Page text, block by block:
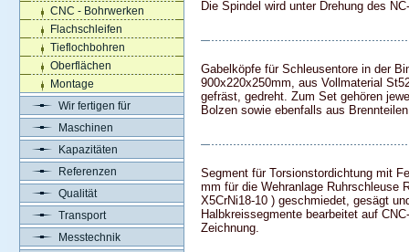
CNC - Bohrwerken
Flachschleifen
Tieflochbohren
Oberflächen
Montage
Wir fertigen für
Maschinen
Kapazitäten
Referenzen
Qualität
Transport
Messtechnik
Die Spindel wird unter Drehung des
Gabelköpfe für Schleusentore in der
900x220x250mm, aus Vollmaterial
gefräst, gedreht. Zum Set gehören
Bolzen sowie ebenfalls aus
Segment für Torsionstordichtung mit
mm für die Wehranlage Ruhrschleuse
X5CrNi18-10 ) geschmiedet, gesägt
Halbkreissegmente bearbeitet auf
Zeichnung.